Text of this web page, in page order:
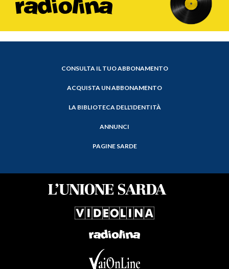
CONSULTA IL TUO ABBONAMENTO
ACQUISTA UN ABBONAMENTO
LA BIBLIOTECA DELL'IDENTITÀ
ANNUNCI
PAGINE SARDE